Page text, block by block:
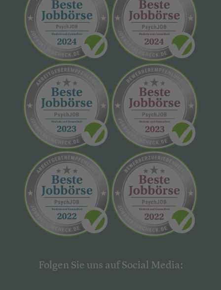
Folgen Sie uns auf Social Media: